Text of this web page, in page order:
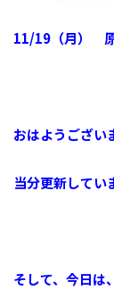
11/19（
おはようござい
当分更新してい
そして、今日は